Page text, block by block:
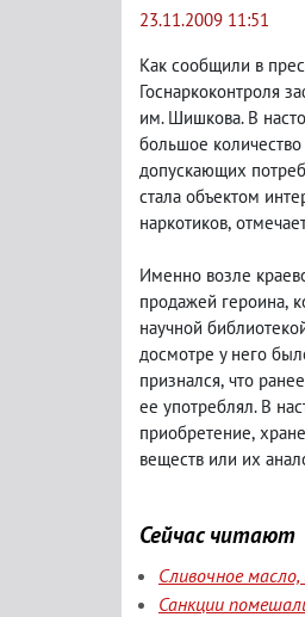
23.11.2009 11:51
Как сообщили в
Госнаркоконтроля
им. Шишкова. В
большое
допускающих
стала объектом
наркотиков,
Именно возле
продажей героина,
научной
досмотре у него
признался, что
ее употреблял. В
приобретение,
веществ или их
Сейчас читают
Сливочное
Санкции